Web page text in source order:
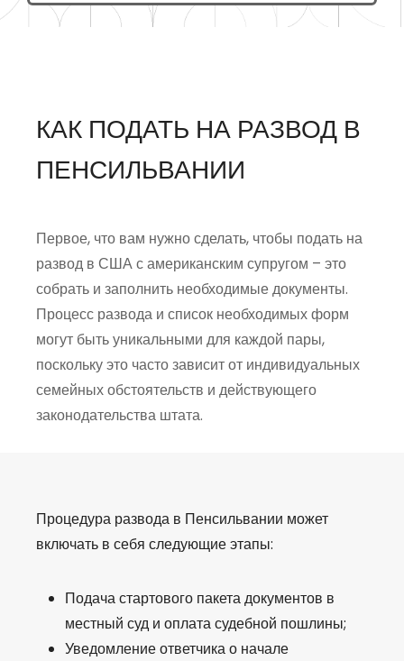
КАК ПОДАТЬ НА РАЗВОД В
ПЕНСИЛЬВАНИИ
Первое, что вам нужно сделать, чтобы подать на
развод в США с американским супругом – это
собрать и заполнить необходимые документы.
Процесс развода и список необходимых форм
могут быть уникальными для каждой пары,
поскольку это часто зависит от индивидуальных
семейных обстоятельств и действующего
законодательства штата.
Процедура развода в Пенсильвании может
включать в себя следующие этапы:
Подача стартового пакета документов в
местный суд и оплата судебной пошлины;
Уведомление ответчика о начале